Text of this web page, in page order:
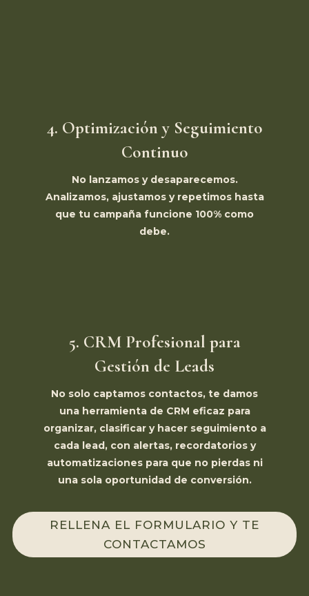
4. Optimización y Seguimiento
Continuo
No lanzamos y desaparecemos.
Analizamos, ajustamos y repetimos hasta
que tu campaña funcione 100% como
debe.
5. CRM Profesional para
Gestión de Leads
No solo captamos contactos, te damos
una herramienta de CRM eficaz para
organizar, clasificar y hacer seguimiento a
cada lead, con alertas, recordatorios y
automatizaciones para que no pierdas ni
una sola oportunidad de conversión.
RELLENA EL FORMULARIO Y TE
CONTACTAMOS